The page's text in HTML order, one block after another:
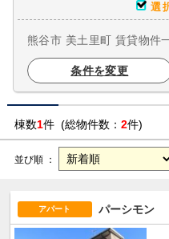
選
熊谷市 美土里町 賃貸物件
条件を変更
棟数1件 (総物件数： 2件)
並び順 ：
アパート パーシモン